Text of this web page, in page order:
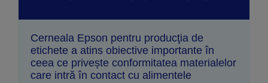
Cerneala Epson pentru producţia de
etichete a atins obiective importante în
ceea ce privește conformitatea materialelor
care intră în contact cu alimentele